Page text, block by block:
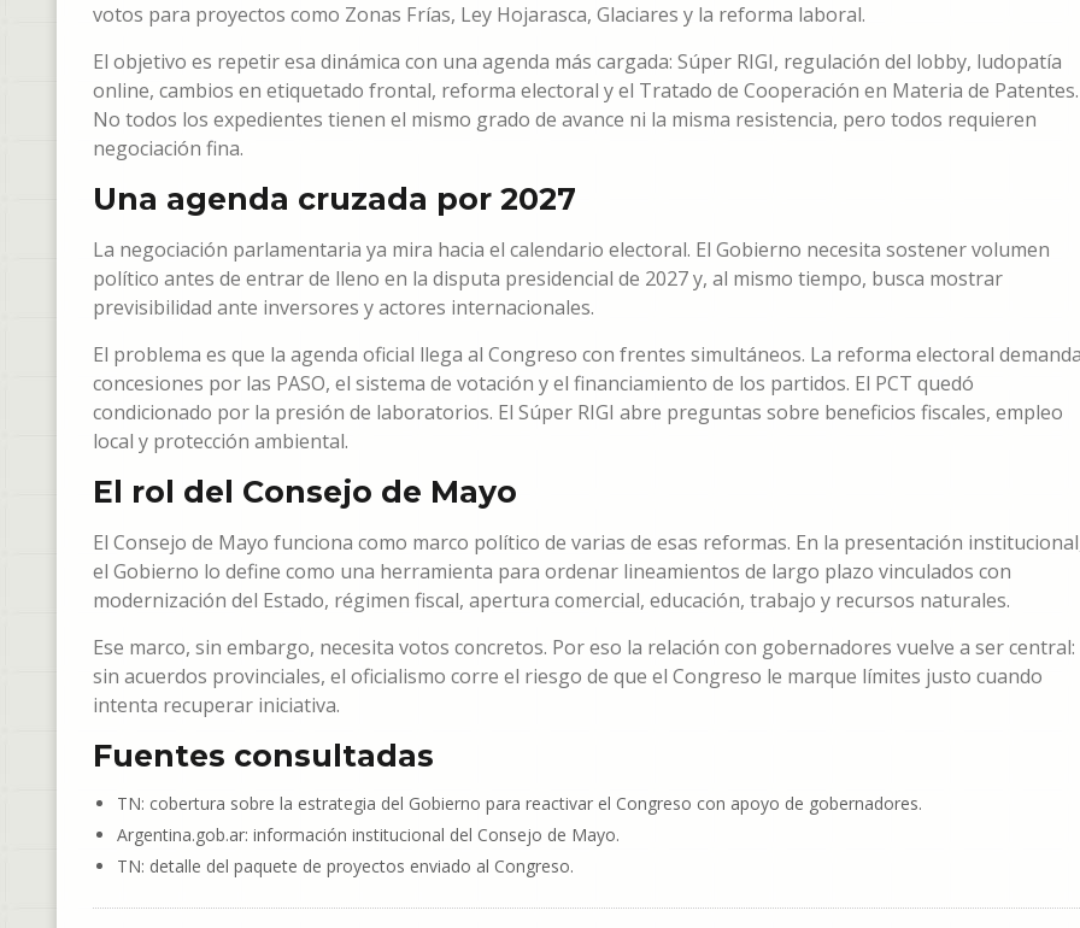
votos para proyectos como Zonas Frías, Ley Hojarasca, Glaciares y la reforma laboral.
El objetivo es repetir esa dinámica con una agenda más cargada: Súper RIGI, regulación del lobby, ludopatía
online, cambios en etiquetado frontal, reforma electoral y el Tratado de Cooperación en Materia de Patentes.
No todos los expedientes tienen el mismo grado de avance ni la misma resistencia, pero todos requieren
negociación fina.
Una agenda cruzada por 2027
La negociación parlamentaria ya mira hacia el calendario electoral. El Gobierno necesita sostener volumen
político antes de entrar de lleno en la disputa presidencial de 2027 y, al mismo tiempo, busca mostrar
previsibilidad ante inversores y actores internacionales.
El problema es que la agenda oficial llega al Congreso con frentes simultáneos. La reforma electoral
concesiones por las PASO, el sistema de votación y el financiamiento de los partidos. El PCT quedó
condicionado por la presión de laboratorios. El Súper RIGI abre preguntas sobre beneficios fiscales, empleo
local y protección ambiental.
El rol del Consejo de Mayo
El Consejo de Mayo funciona como marco político de varias de esas reformas. En la presentación
el Gobierno lo define como una herramienta para ordenar lineamientos de largo plazo vinculados con
modernización del Estado, régimen fiscal, apertura comercial, educación, trabajo y recursos naturales.
Ese marco, sin embargo, necesita votos concretos. Por eso la relación con gobernadores vuelve a ser central:
sin acuerdos provinciales, el oficialismo corre el riesgo de que el Congreso le marque límites justo cuando
intenta recuperar iniciativa.
Fuentes consultadas
TN: cobertura sobre la estrategia del Gobierno para reactivar el Congreso con apoyo de gobernadores.
Argentina.gob.ar: información institucional del Consejo de Mayo.
TN: detalle del paquete de proyectos enviado al Congreso.